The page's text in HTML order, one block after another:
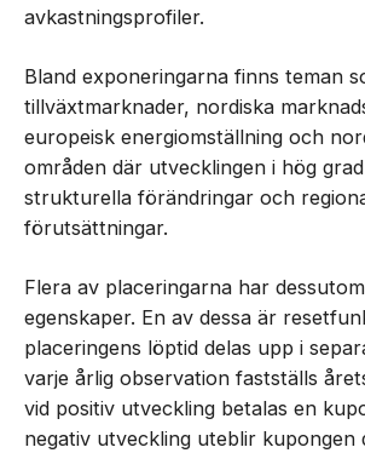
avkastningsprofiler.
Bland exponeringarna finns teman
tillväxtmarknader, nordiska
europeisk energiomställning och
områden där utvecklingen i hög
strukturella förändringar och
förutsättningar.
Flera av placeringarna har
egenskaper. En av dessa är
placeringens löptid delas upp i
varje årlig observation fastställs
vid positiv utveckling betalas en
negativ utveckling uteblir kupongen